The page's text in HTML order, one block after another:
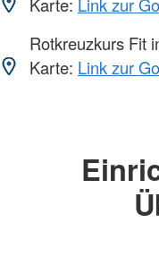
Rotkreuzkurs Fit
Karte: Link zur